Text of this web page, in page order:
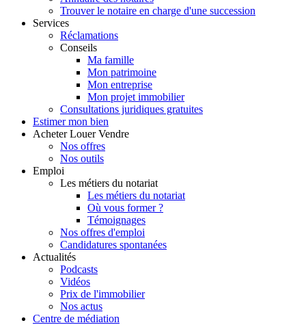
Trouver le notaire en charge d'une succession
Services
Réclamations
Conseils
Ma famille
Mon patrimoine
Mon entreprise
Mon projet immobilier
Consultations juridiques gratuites
Estimer mon bien
Acheter Louer Vendre
Nos offres
Nos outils
Emploi
Les métiers du notariat
Les métiers du notariat
Où vous former ?
Témoignages
Nos offres d'emploi
Candidatures spontanées
Actualités
Podcasts
Vidéos
Prix de l'immobilier
Nos actus
Centre de médiation